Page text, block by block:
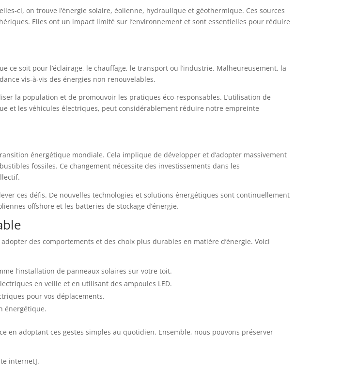
ci, on trouve l’énergie solaire, éolienne, hydraulique et géothermique. Ces sources
Elles ont un impact limité sur l’environnement et sont essentielles pour réduire
ce soit pour l’éclairage, le chauffage, le transport ou l’industrie. Malheureusement, la
vis-à-vis des énergies non renouvelables.
la population et de promouvoir les pratiques éco-responsables. L’utilisation de
et les véhicules électriques, peut considérablement réduire notre empreinte
énergétique mondiale. Cela implique de développer et d’adopter massivement
fossiles. Ce changement nécessite des investissements dans les
ces défis. De nouvelles technologies et solutions énergétiques sont continuellement
offshore et les batteries de stockage d’énergie.
des comportements et des choix plus durables en matière d’énergie. Voici
l’installation de panneaux solaires sur votre toit.
en veille et en utilisant des ampoules LED.
pour vos déplacements.
énergétique.
en adoptant ces gestes simples au quotidien. Ensemble, nous pouvons préserver
internet].